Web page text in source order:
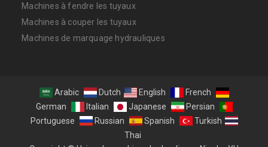
Machines à fendre les tuyaux
Machines à couper les tuyaux
Machines de marquage hydrauliques
Arabic Dutch English
French
German
Italian Japanese
Persian
Portuguese
Russian Spanish
Turkish
Thai